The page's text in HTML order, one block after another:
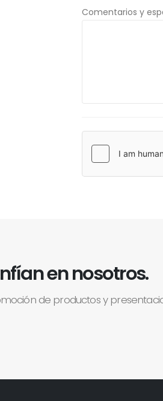
Comentarios y
en nosotros.
de productos y